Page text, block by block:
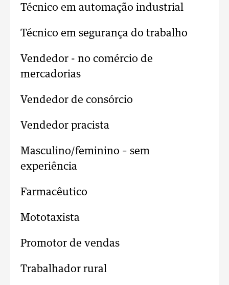
Técnico em automação industrial
Técnico em segurança do trabalho
Vendedor - no comércio de
mercadorias
Vendedor de consórcio
Vendedor pracista
Masculino/feminino – sem
experiência
Farmacêutico
Mototaxista
Promotor de vendas
Trabalhador rural